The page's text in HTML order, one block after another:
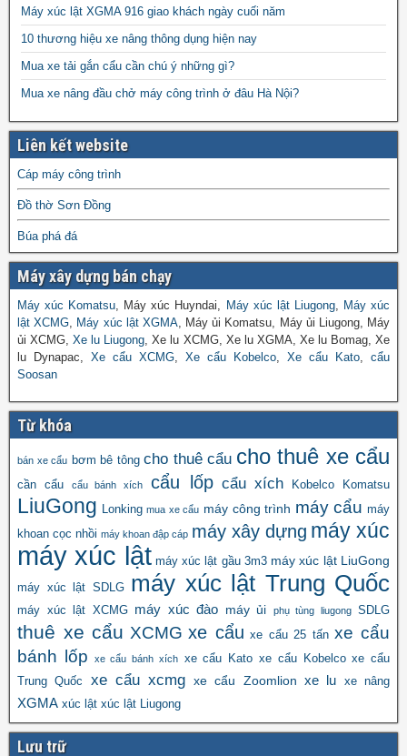
Máy xúc lật XGMA 916 giao khách ngày cuối năm
10 thương hiệu xe nâng thông dụng hiện nay
Mua xe tải gắn cẩu cần chú ý những gì?
Mua xe nâng đầu chở máy công trình ở đâu Hà Nội?
Liên kết website
Cáp máy công trình
Đồ thờ Sơn Đồng
Búa phá đá
Máy xây dựng bán chạy
Máy xúc Komatsu , Máy xúc Huyndai, Máy xúc lật Liugong,
Máy xúc
lật XCMG
Máy xúc lật XGMA, Máy ủi Komatsu, Máy ủi Liugong, Máy
ủi XCMG,Xe lu Liugong , Xe lu XCMG, Xe lu XGMA, Xe lu Bomag, Xe
lu Dynapac, Xe cẩu XCMG Xe cẩu Kobelco Xe cẩu Kato
cẩu
Soosan
Từ khóa
bán xe cẩu bơm bê tông cho thuê cẩu cho thuê xe cẩu
cần cẩu cẩu bánh xích cẩu lốp cẩu xích Kobelco Komatsu
LiuGong Lonking mua xe cẩu máy công trình máy cẩu máy
khoan cọc nhồi máy khoan đập cáp máy xây dựng máy xúc
máy xúc lật máy xúc lật gầu 3m3 máy xúc lật LiuGong
máy xúc lật SDLG máy xúc lật Trung Quốc
máy xúc lật XCMG máy xúc đào máy ủi phụ tùng liugong SDLG
thuê xe cẩu XCMG xe cẩu xe cẩu 25 tấn xe cẩu
bánh lốp
xe cẩu bánh xích xe cẩu Kato xe cẩu Kobelco xe cẩu
Trung Quốc
xe cẩu xcmg xe cẩu Zoomlion xe lu xe nâng
XGMA xúc lật xúc lật Liugong
Lưu trữ